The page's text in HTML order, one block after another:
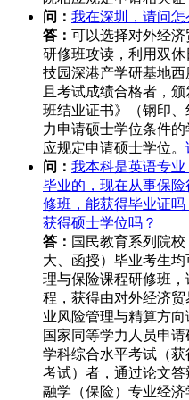
问： 我在深圳，请问怎
答： 可以选择对外经
研修班攻读，利用双
技园深港产学研基地
且考试成绩合格者，
班结业证书》（钢印
力申请硕士学位条件
应规定申请硕士学位。
问： 我本科是英语专
毕业的，现在从事保
修班，能获得毕业证
获得硕士学位吗？
答： 国民教育系列院
大、函授）毕业考生
理与保险课程研修班
程，获得由对外经济
业风险管理与精算方
国家同等学力人员申
学科综合水平考试（
考试）者，通过论文
融学（保险）专业经